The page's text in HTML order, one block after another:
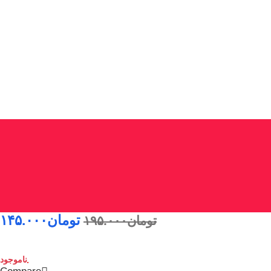
تومان۱۹۵.۰۰۰ تومان۱۴۵.۰۰۰